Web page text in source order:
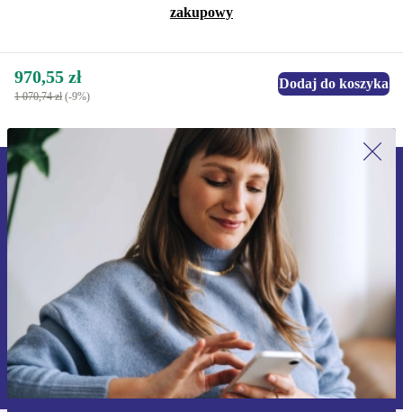
zakupowy
970,55 zł
1 070,74 zł (-9%)
Dodaj do koszyka
Zapisz się na nasz newsletter!
Nie przegap żadnej oferty.
Zarejestruj się
Informacje na temat używania danych osobowych znajdują się w
naszejPolityce prywatności